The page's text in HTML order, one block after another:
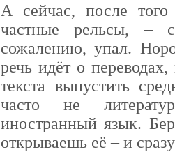
А сейчас, после того
частные рельсы, –
сожалению, упал.
речь идёт о
текста выпустить
часто не
иностранный язык.
открываешь её – и